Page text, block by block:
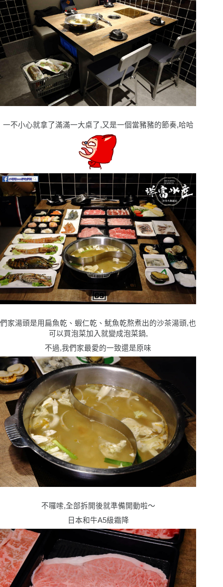
一不小心就拿了滿滿一大桌了,又是一個當豬豬的節奏,哈哈
們家湯頭是用扁魚乾、蝦仁乾、魷魚乾熬煮出的沙茶湯頭,也
可以買泡菜加入就變成泡菜鍋,
不過,我們家最愛的一致還是原味
不囉嗦,全部拆開後就準備開動啦〜
日本和牛A5級霜降